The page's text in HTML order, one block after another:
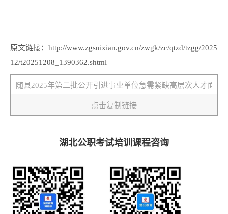
原文链接：http://www.zgsuixian.gov.cn/zwgk/zc/qtzd/tzgg/2025
12/t20251208_1390362.shtml
点击复制链接
湖北公职考试培训课程咨询